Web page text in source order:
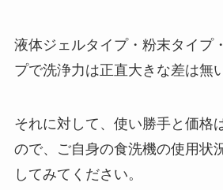
液体ジェルタイプ・粉末タイプ
プで洗浄力は正直大きな差は無
それに対して、使い勝手と価格
ので、ご自身の食洗機の使用状
してみてください。